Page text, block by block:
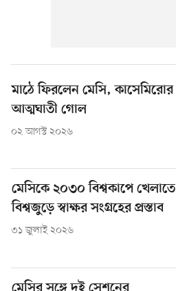
মাঠে ফিরলেন মেসি, কাসেমিরোর
আত্মঘাতী গোল
০২ আগস্ট ২০২৬
মেসিকে ২০৩০ বিশ্বকাপে খেলাতে
বিশ্বজুড়ে স্বাক্ষর সংগ্রহের প্রস্তাব
৩১ জুলাই ২০২৬